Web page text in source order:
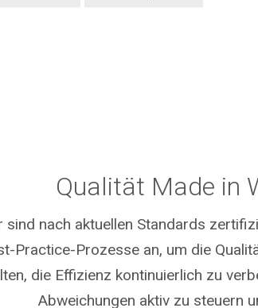
Qualität Made in
sind nach aktuellen Standards
Practice-Prozesse an, um die
die Effizienz kontinuierlich zu
Abweichungen aktiv zu steuern